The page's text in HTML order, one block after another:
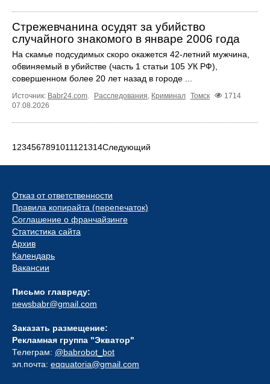
Стрежевчанина осудят за убийство
случайного знакомого в январе 2006 года
На скамье подсудимых скоро окажется 42-летний мужчина,
обвиняемый в убийстве (часть 1 статьи 105 УК РФ),
совершенном более 20 лет назад в городе ...
Источник: Babr24.com. Расследования, Криминал Томск
1714
07.08.2026
1234567891011121314Следующий
Отказ от ответственности
Правила копирайта (перепечаток)
Соглашение о франчайзинге
Статистика сайта
Архив
Календарь
Вакансии
Письмо главреду:
newsbabr@gmail.com
Заказать размещение:
Рекламная группа "Экватор"
Телеграм: @babrobot_bot
эл.почта: eqquatoria@gmail.com